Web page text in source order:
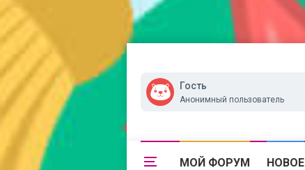
Гость
Анонимный пользователь
МОЙ ФОРУМ НОВОЕ